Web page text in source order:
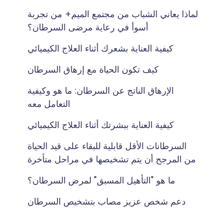
لماذا يعاني الشباب من مجتمع الميم+ من تجربة
أسوأ في رعاية مرضى السرطان؟
كيفية العناية بشعرك أثناء العلاج الكيميائي
كيف تكون الحياة مع إرهاق السرطان
الإرهاق الناتج عن السرطان: ما هو وكيفية
التعامل معه
كيفية العناية ببشرتك أثناء العلاج الكيميائي
السرطانات الأقل قابلية للبقاء على قيد الحياة
من المرجح أن يتم تشخيصها في مراحل متأخرة
ما هو "التأهيل المسبق" لمرض السرطان؟
دعم شخص عزيز مصاب بتشخيص السرطان